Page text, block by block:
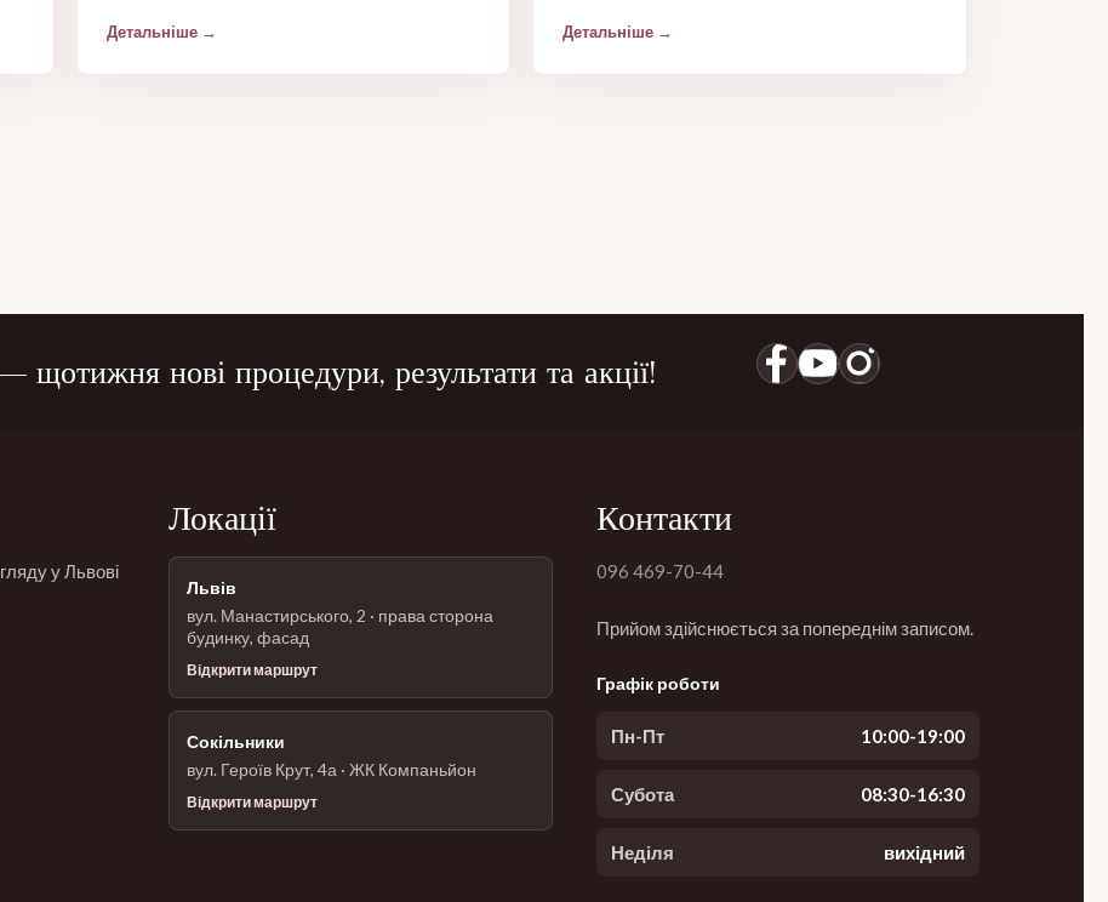
Детальніше Детальніше
нові процедури, результати та акції!
у Львові
Локації
Львів
вул. Манастирського, 2 · права сторона
будинку, фасад
Відкрити маршрут
Сокільники
вул. Героїв Крут, 4а · ЖК Компаньйон
Відкрити маршрут
Контакти
096 469-70-44
Прийом здійснюється за попереднім записом.
Графік роботи
Пн-Пт 10:00-19:00
Субота 08:30-16:30
Неділя вихідний